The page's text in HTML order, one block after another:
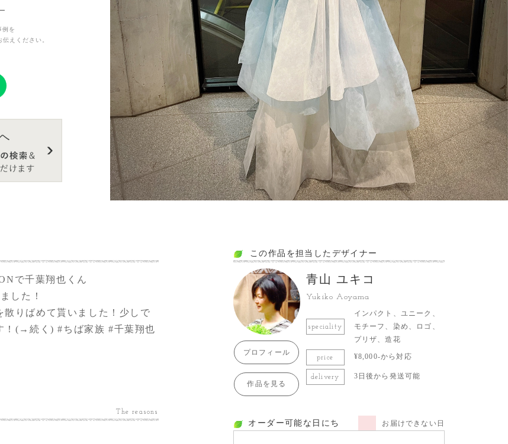
なと思って
例を
えください。
で千葉翔也くん
した！
りばめて貰いました！少しで
！(→続く)#ちば家族 #千葉翔也
The reasons
この作品を担当したデザイナー
プロフィール
作品を見る
青山 ユキコ
Yukiko Aoyama
speciality
インパクト、ユニーク、
モチーフ、染め、ロゴ、
プリザ、造花
price ¥8,000-から対応
delivery 3日後から発送可能
オーダー可能な日にち お届けできない日